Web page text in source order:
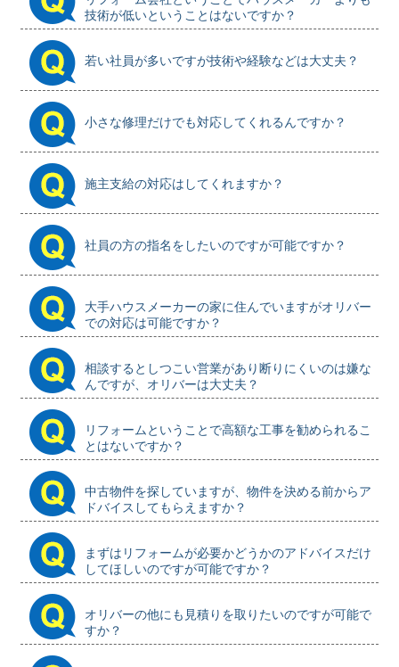
技術が低いということはないですか？
若い社員が多いですが技術や経験などは大丈夫？
小さな修理だけでも対応してくれるんですか？
施主支給の対応はしてくれますか？
社員の方の指名をしたいのですが可能ですか？
大手ハウスメーカーの家に住んでいますがオリバー
での対応は可能ですか？
相談するとしつこい営業があり断りにくいのは嫌な
んですが、オリバーは大丈夫？
リフォームということで高額な工事を勧められるこ
とはないですか？
中古物件を探していますが、物件を決める前からア
ドバイスしてもらえますか？
まずはリフォームが必要かどうかのアドバイスだけ
してほしいのですが可能ですか？
オリバーの他にも見積りを取りたいのですが可能で
すか？